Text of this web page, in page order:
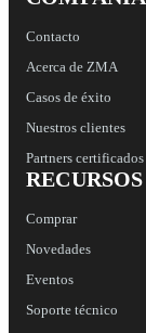
Contacto
Acerca de ZMA
Casos de éxito
Nuestros clientes
Partners certificados
RECURSOS
Comprar
Novedades
Eventos
Soporte técnico